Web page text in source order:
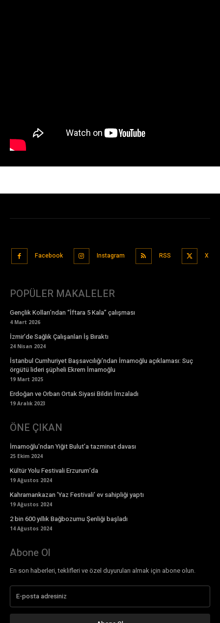
Facebook Instagram RSS X
POPÜLER MAKALELER
Gençlik Kolları’ndan “İftara 5 Kala” çalışması
4 Mart 2026
İzmir’de Sağlık Çalışanları İş Bıraktı
24 Nisan 2024
İstanbul Cumhuriyet Başsavcılığı’ndan İmamoğlu açıklaması: Suç
örgütü lideri şüpheli Ekrem İmamoğlu
19 Mart 2025
Erdoğan ve Orban Ortak Siyasi Bildiri İmzaladı
19 Aralık 2023
ÖNE ÇIKAN
İmamoğlu’ndan Yiğit Bulut’a tazminat davası
25 Ekim 2024
Kültür Yolu Festivali Erzurum’da
19 Ağustos 2024
Kahramankazan ’Yaz Festivali’ ev sahipliği yaptı
19 Ağustos 2024
2 bin 600 yıllık Bağbozumu Şenliği başladı
14 Ağustos 2024
Abone Ol
En son haberleri, teklifleri ve özel duyuruları almak için abone olun.